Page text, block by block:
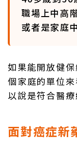
職場上中高
或者是家庭
如果能開放健
個家庭的單位
以說是符合醫
面對癌症新